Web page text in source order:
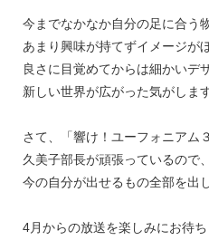
今までなかなか自分の足に合う
あまり興味が持てずイメージが
良さに目覚めてからは細かいデ
新しい世界が広がった気がします
さて、「響け！ユーフォニアム
久美子部長が頑張っているので
今の自分が出せるもの全部を出
4月からの放送を楽しみにお待ち